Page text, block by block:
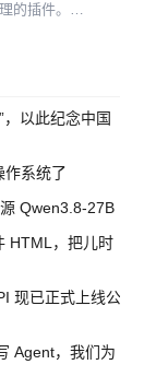
的插件。
以此纪念中国
作系统了
Qwen3.8-27B
HTML，把儿时
现已正式上线公
Agent，我们为